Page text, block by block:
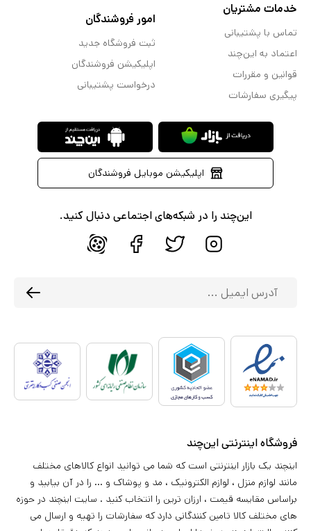
خدمات مشتریان
تماس با پشتیبانی
اعتماد به این‌چند
قوانین و مقررات
پیگیری سفارشات
امور فروشندگان
ثبت فروشگاه جدید
اپلیکیشن فروشندگان
درخواست پشتیبانی
اپلیکیشن موبایل فروشندگان
این‌چند را در شبکه‌های اجتماعی دنبال کنید.
فروشگاه اینترنتی این‌چند
اینچند یک بازار اینترنتی است که شما می توانید انواع کالاهای مختلف
مانند لوازم منزل ، لوازم الکترونیک ، مد و پوشاک و ... را در آن بیابید و
براساس مقایسه قیمت ، ارزان ترین را انتخاب کنید . سایت اینچند در حوزه
های مختلف کالا تامین کنندگانی دارد که سفارشات را تهیه و ارسال می